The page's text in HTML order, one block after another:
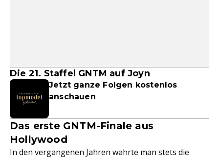
Die 21. Staffel GNTM auf Joyn
Jetzt ganze Folgen kostenlos
anschauen
Das erste GNTM-Finale aus
Hollywood
In den vergangenen Jahren wahrte man stets die